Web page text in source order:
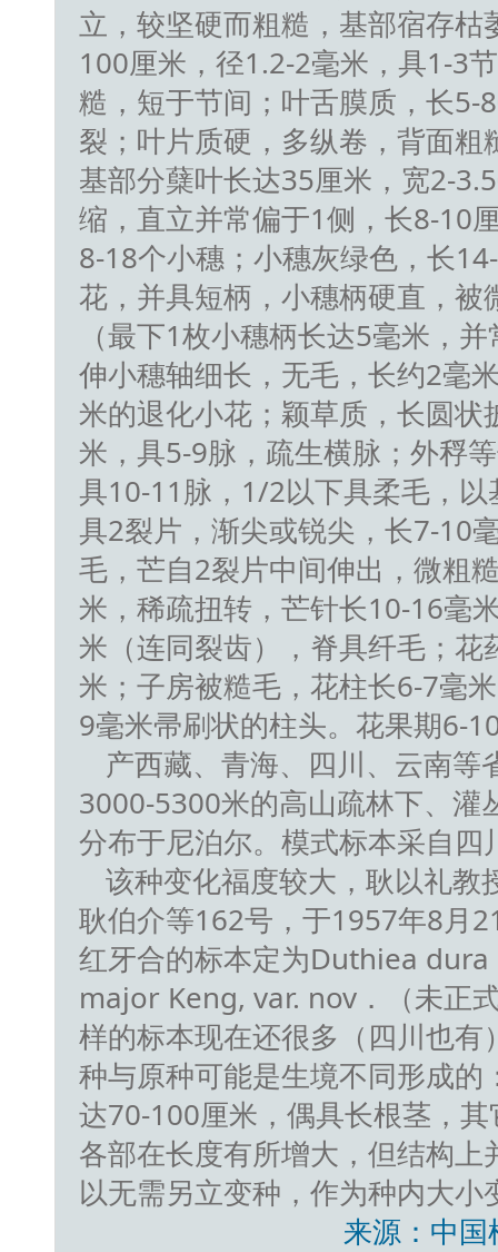
立，较坚硬而粗糙，基部宿存枯
100厘米，径1.2-2毫米，具1-3
糙，短于节间；叶舌膜质，长5-
裂；叶片质硬，多纵卷，背面粗
基部分蘖叶长达35厘米，宽2-
缩，直立并常偏于1侧，长8-10
8-18个小穗；小穗灰绿色，长
花，并具短柄，小穗柄硬直，被
（最下1枚小穗柄长达5毫米，
伸小穗轴细长，无毛，长约2毫
米的退化小花；颖草质，长圆状
米，具5-9脉，疏生横脉；外稃
具10-11脉，1/2以下具柔毛，
具2裂片，渐尖或锐尖，长7-10
毛，芒自2裂片中间伸出，微粗
米，稀疏扭转，芒针长10-16毫
米（连同裂齿），脊具纤毛；花
米；子房被糙毛，花柱长6-7毫
9毫米帚刷状的柱头。花果期6-
产西藏、青海、四川、云南等
3000-5300米的高山疏林下、灌
分布于尼泊尔。模式标本采自四
该种变化福度较大，耿以礼教
耿伯介等162号，于1957年8月
红牙合的标本定为Duthiea
major Keng, var. nov．（未正
样的标本现在还很多（四川也有
种与原种可能是生境不同形成的
达70-100厘米，偶具长根茎，
各部在长度有所增大，但结构上
以无需另立变种，作为种内大小
来源：中